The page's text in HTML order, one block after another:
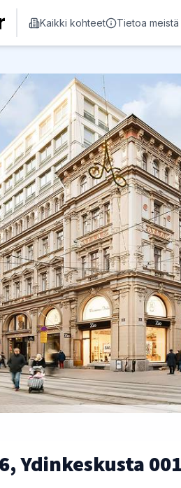
Kaikki kohteet Tietoa meistä
Ydinkeskusta